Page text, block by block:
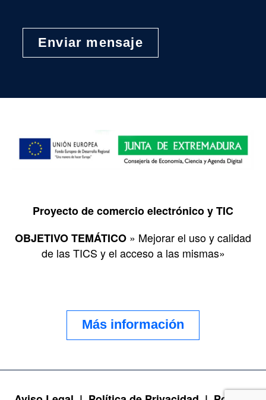
Proyecto de comercio electrónico y TIC
OBJETIVO TEMÁTICO » Mejorar el uso y calidad
de las TICS y el acceso a las mismas»
Más información